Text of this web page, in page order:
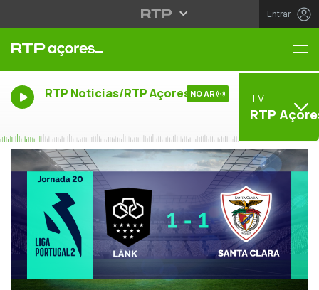
Entrar
RTP Noticias/RTP Açores NO AR TV
RTP